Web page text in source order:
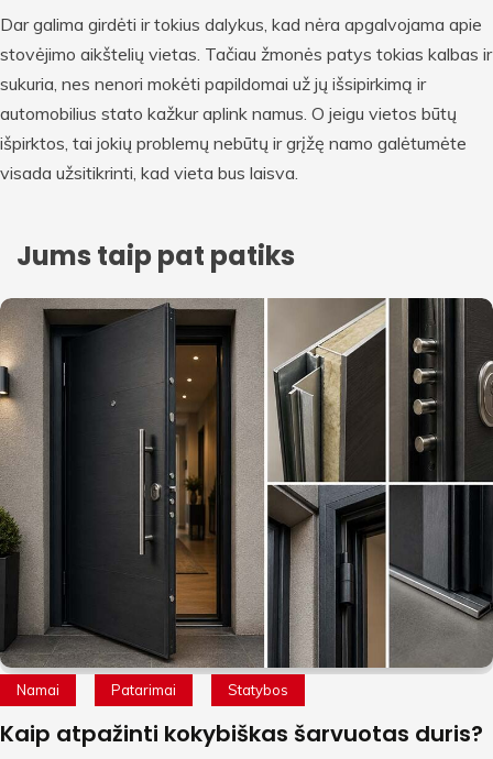
Dar galima girdėti ir tokius dalykus, kad nėra apgalvojama apie
stovėjimo aikštelių vietas. Tačiau žmonės patys tokias kalbas ir
sukuria, nes nenori mokėti papildomai už jų išsipirkimą ir
automobilius stato kažkur aplink namus. O jeigu vietos būtų
išpirktos, tai jokių problemų nebūtų ir grįžę namo galėtumėte
visada užsitikrinti, kad vieta bus laisva.
Jums taip pat patiks
Namai Patarimai Statybos
Kaip atpažinti kokybiškas šarvuotas duris?